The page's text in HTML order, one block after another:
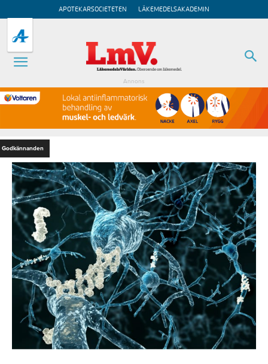
APOTEKARSOCIETETEN LÄKEMEDELSAKADEMIN
Annons
Godkännanden